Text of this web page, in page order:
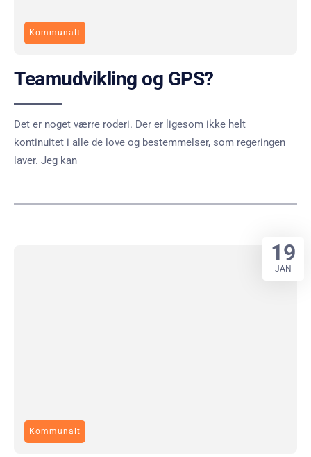
Kommunalt
Teamudvikling og GPS?
Det er noget værre roderi. Der er ligesom ikke helt
kontinuitet i alle de love og bestemmelser, som regeringen
laver. Jeg kan
Kommunalt
19
JAN